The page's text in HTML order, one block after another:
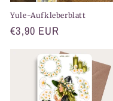
Yule-Aufkleberblatt
Normaler
€3,90 EUR